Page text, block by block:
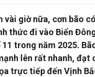
vài giờ nữa, cơn bão
thức đi vào Biển
trong năm 2025.
lên rất nhanh, đạt
trực tiếp đến Vịnh